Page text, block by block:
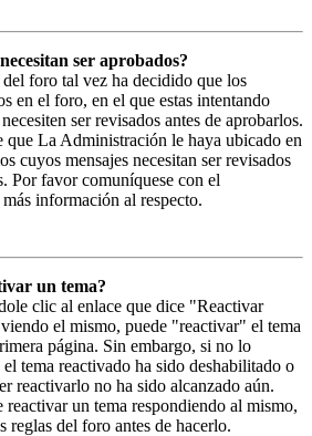
ser aprobados?
foro tal vez ha decidido que los
en el foro, en el que estas intentando
ser revisados antes de aprobarlos.
que La Administración le haya ubicado en
cuyos mensajes necesitan ser revisados
Por favor comuníquese con el
información al respecto.
un tema?
clic al enlace que dice "Reactivar
el mismo, puede "reactivar" el tema
página. Sin embargo, si no lo
tema reactivado ha sido deshabilitado o
reactivarlo no ha sido alcanzado aún.
reactivar un tema respondiendo al mismo,
reglas del foro antes de hacerlo.